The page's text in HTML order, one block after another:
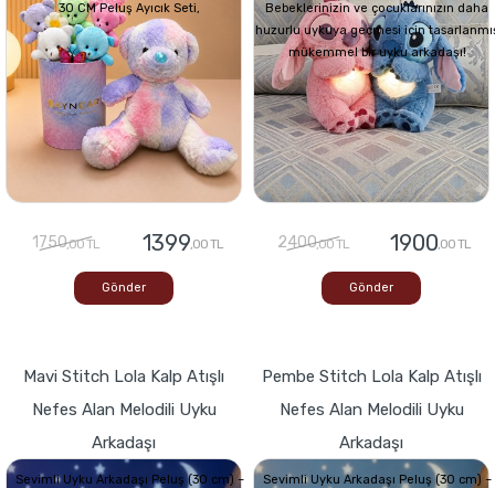
30 CM Peluş Ayıcık Seti,
1750,00 TL 1399,00 TL
Gönder
Bebeklerinizin ve çocuklarınızın daha
huzurlu uykuya geçmesi için
mükemmel bir uyku arkadaşı!
2400,00 TL 1900,00 TL
Gönder
Mavi Stitch Lola Kalp Atışlı
Nefes Alan Melodili Uyku
Arkadaşı
Sevimli Uyku Arkadaşı Peluş (30 cm) –
Pembe Stitch Lola Kalp Atışlı
Nefes Alan Melodili Uyku
Arkadaşı
Sevimli Uyku Arkadaşı Peluş (30 cm) –